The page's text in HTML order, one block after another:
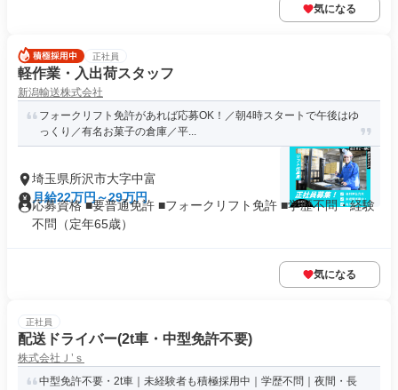
気になる
正社員
軽作業・入出荷スタッフ
新潟輸送株式会社
フォークリフト免許があれば応募OK！／朝4時スタートで午後はゆ
っくり／有名お菓子の倉庫／平...
埼玉県所沢市大字中富
月給22万円～29万円
応募資格 ■要普通免許 ■フォークリフト免許 ■学歴不問・経験
不問（定年65歳）
気になる
正社員
配送ドライバー(2t車・中型免許不要)
株式会社Ｊ’ｓ
中型免許不要・2t車｜未経験者も積極採用中｜学歴不問｜夜間・長